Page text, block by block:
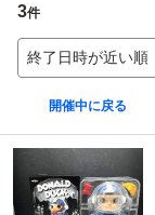
3件
終了日時が近い順
開催中に戻る